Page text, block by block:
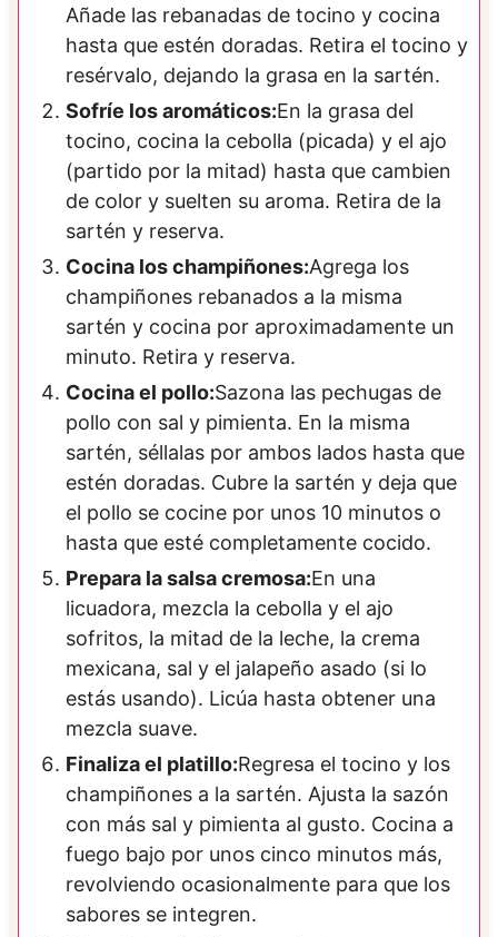
Añade las rebanadas de tocino y cocina
hasta que estén doradas. Retira el tocino y
resérvalo, dejando la grasa en la sartén.
Sofríe los aromáticos:En la grasa del
tocino, cocina la cebolla (picada) y el ajo
(partido por la mitad) hasta que cambien
de color y suelten su aroma. Retira de la
sartén y reserva.
Cocina los champiñones:Agrega los
champiñones rebanados a la misma
sartén y cocina por aproximadamente un
minuto. Retira y reserva.
Cocina el pollo:Sazona las pechugas de
pollo con sal y pimienta. En la misma
sartén, séllalas por ambos lados hasta que
estén doradas. Cubre la sartén y deja que
el pollo se cocine por unos 10 minutos o
hasta que esté completamente cocido.
Prepara la salsa cremosa:En una
licuadora, mezcla la cebolla y el ajo
sofritos, la mitad de la leche, la crema
mexicana, sal y el jalapeño asado (si lo
estás usando). Licúa hasta obtener una
mezcla suave.
Finaliza el platillo:Regresa el tocino y los
champiñones a la sartén. Ajusta la sazón
con más sal y pimienta al gusto. Cocina a
fuego bajo por unos cinco minutos más,
revolviendo ocasionalmente para que los
sabores se integren.